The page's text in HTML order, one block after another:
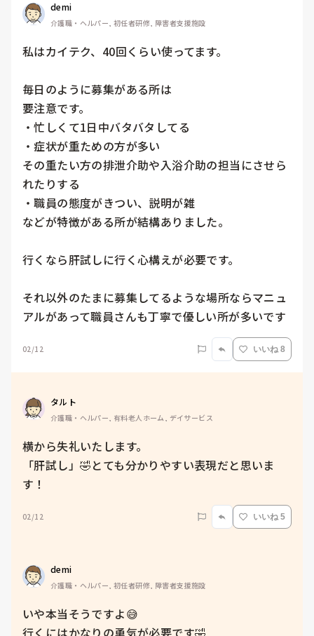
demi
介護職・ヘルパー, 初任者研修, 障害者支援施設
私はカイテク、40回くらい使ってます。
毎日のように募集がある所は
要注意です。
・忙しくて1日中バタバタしてる
・症状が重ための方が多い
その重たい方の排泄介助や入浴介助の担当にさせら
れたりする
・職員の態度がきつい、説明が雑
などが特徴がある所が結構ありました。
行くなら肝試しに行く心構えが必要です。
それ以外のたまに募集してるような場所ならマニュ
02/12 いいね 8
タルト
介護職・ヘルパー, 有料老人ホーム, デイサービス
横から失礼いたします。
「肝試し」🤣とても分かりやすい表現だと思いま
す！
02/12 いいね 5
demi
介護職・ヘルパー, 初任者研修, 障害者支援施設
いや本当そうですよ😅